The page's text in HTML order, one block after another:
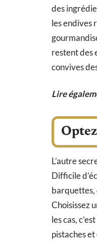
des
les endives
restent des
convives
Lire
L’autre
Difficile
barquettes,
Choisissez
les cas,
pistaches